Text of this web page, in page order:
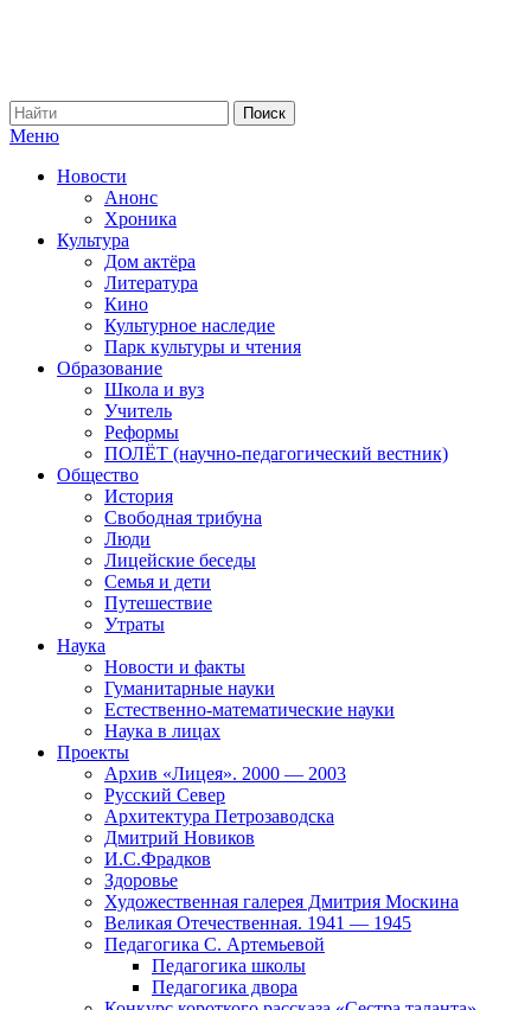
Меню
Новости
Анонс
Хроника
Культура
Дом актёра
Литература
Кино
Культурное наследие
Парк культуры и чтения
Образование
Школа и вуз
Учитель
Реформы
ПОЛЁТ (научно-педагогический вестник)
Общество
История
Свободная трибуна
Люди
Лицейские беседы
Семья и дети
Путешествие
Утраты
Наука
Новости и факты
Гуманитарные науки
Естественно-математические науки
Наука в лицах
Проекты
Архив «Лицея». 2000 — 2003
Русский Север
Архитектура Петрозаводска
Дмитрий Новиков
И.С.Фрадков
Здоровье
Художественная галерея Дмитрия Москина
Великая Отечественная. 1941 — 1945
Педагогика С. Артемьевой
Педагогика школы
Педагогика двора